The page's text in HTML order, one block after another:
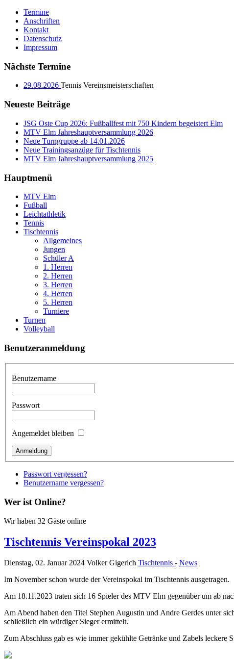
Termine
Anschriften
Kontakt
Datenschutz
Impressum
Nächste Termine
29.08.2026 Tennis Vereinsmeisterschaften
Neueste Beiträge
JSG Oste Cup 2026: Fußballfest mit 750 Kindern begeistert Elm
MTV Elm Jahreshauptversammlung 2026
Neue Turngruppe ab 14.01.2026
Neue Trainingsanzüge für Tischtennis
MTV Elm Jahreshauptversammlung 2025
Hauptmenü
MTV Elm
Fußball
Leichtathletik
Tennis
Tischtennis
Allgemeines
Jungen
Schüler A
1. Herren
2. Herren
3. Herren
4. Herren
5. Herren
Turniere
Turnen
Volleyball
Benutzeranmeldung
Benutzername
Passwort
Angemeldet bleiben
Passwort vergessen?
Benutzername vergessen?
Wer ist Online?
Wir haben 32 Gäste online
Tischtennis Vereinspokal 2023
Dienstag, 02. Januar 2024 Volker Gigerich Tischtennis - News
Im November schon wurde der Vereinspokal im Tischtennis ausgetragen.
Am 18.11.2023 traten sich 16 Spieler des MTV Elm gegenüber um ab
Am Abend haben den Titel Stephen Augustin und Andre Gerdes unter
schließlich ein würdiger Sieger ermittelt.
Zum Abschluss gab es wie immer gekühlte Getränke und Zabels leckere